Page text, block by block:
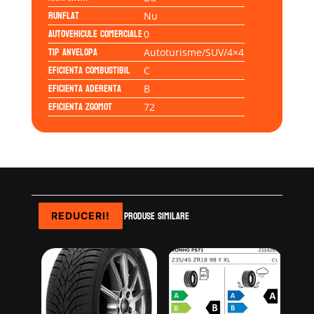
Runflat Nu
Autovehicule comerciale0
Tip anvelopa Autoturisme/SUV/4×4
Eficienta Combustibil C
Eficienta Aderenta B
Eficienta Zgomot 72
Produse similare
REDUCERI!
REDUCERI!
REDUCERI!
REDUCERI!